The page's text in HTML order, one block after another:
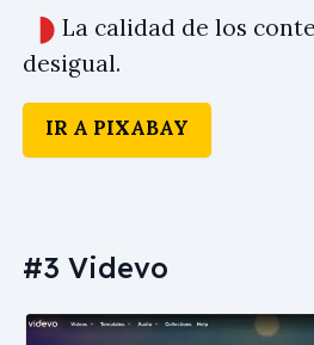
La calidad de los
desigual.
IR A PIXABAY
#3 Videvo